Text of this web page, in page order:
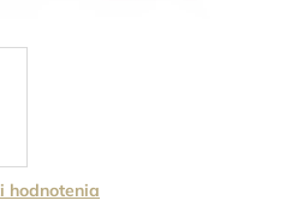
hodnotenia